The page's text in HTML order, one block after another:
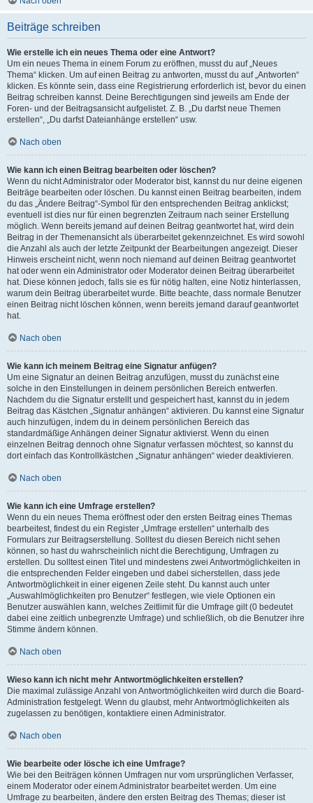
Beiträge schreiben
Wie erstelle ich ein neues Thema oder eine Antwort?
Um ein neues Thema in einem Forum zu eröffnen, musst du auf „Neues
Thema“ klicken. Um auf einen Beitrag zu antworten, musst du auf „Antworten“
klicken. Es könnte sein, dass eine Registrierung erforderlich ist, bevor du einen
Beitrag schreiben kannst. Deine Berechtigungen sind jeweils am Ende der
Foren- und der Beitragsansicht aufgelistet. Z. B. „Du darfst neue Themen
erstellen“, „Du darfst Dateianhänge erstellen“ usw.
Nach oben
Wie kann ich einen Beitrag bearbeiten oder löschen?
Wenn du nicht Administrator oder Moderator bist, kannst du nur deine eigenen
Beiträge bearbeiten oder löschen. Du kannst einen Beitrag bearbeiten, indem
du das „Ändere Beitrag“-Symbol für den entsprechenden Beitrag anklickst;
eventuell ist dies nur für einen begrenzten Zeitraum nach seiner Erstellung
möglich. Wenn bereits jemand auf deinen Beitrag geantwortet hat, wird dein
Beitrag in der Themenansicht als überarbeitet gekennzeichnet. Es wird sowohl
die Anzahl als auch der letzte Zeitpunkt der Bearbeitungen angezeigt. Dieser
Hinweis erscheint nicht, wenn noch niemand auf deinen Beitrag geantwortet
hat oder wenn ein Administrator oder Moderator deinen Beitrag überarbeitet
hat. Diese können jedoch, falls sie es für nötig halten, eine Notiz hinterlassen,
warum dein Beitrag überarbeitet wurde. Bitte beachte, dass normale Benutzer
einen Beitrag nicht löschen können, wenn bereits jemand darauf geantwortet
hat.
Nach oben
Wie kann ich meinem Beitrag eine Signatur anfügen?
Um eine Signatur an deinen Beitrag anzufügen, musst du zunächst eine
solche in den Einstellungen in deinem persönlichen Bereich entwerfen.
Nachdem du die Signatur erstellt und gespeichert hast, kannst du in jedem
Beitrag das Kästchen „Signatur anhängen“ aktivieren. Du kannst eine Signatur
auch hinzufügen, indem du in deinem persönlichen Bereich das
standardmäßige Anhängen deiner Signatur aktivierst. Wenn du einen
einzelnen Beitrag dennoch ohne Signatur verfassen möchtest, so kannst du
dort einfach das Kontrollkästchen „Signatur anhängen“ wieder deaktivieren.
Nach oben
Wie kann ich eine Umfrage erstellen?
Wenn du ein neues Thema eröffnest oder den ersten Beitrag eines Themas
bearbeitest, findest du ein Register „Umfrage erstellen“ unterhalb des
Formulars zur Beitragserstellung. Solltest du diesen Bereich nicht sehen
können, so hast du wahrscheinlich nicht die Berechtigung, Umfragen zu
erstellen. Du solltest einen Titel und mindestens zwei Antwortmöglichkeiten in
die entsprechenden Felder eingeben und dabei sicherstellen, dass jede
Antwortmöglichkeit in einer eigenen Zeile steht. Du kannst auch unter
„Auswahlmöglichkeiten pro Benutzer“ festlegen, wie viele Optionen ein
Benutzer auswählen kann, welches Zeitlimit für die Umfrage gilt (0 bedeutet
dabei eine zeitlich unbegrenzte Umfrage) und schließlich, ob die Benutzer ihre
Stimme ändern können.
Nach oben
Wieso kann ich nicht mehr Antwortmöglichkeiten erstellen?
Die maximal zulässige Anzahl von Antwortmöglichkeiten wird durch die Board-
Administration festgelegt. Wenn du glaubst, mehr Antwortmöglichkeiten als
zugelassen zu benötigen, kontaktiere einen Administrator.
Nach oben
Wie bearbeite oder lösche ich eine Umfrage?
Wie bei den Beiträgen können Umfragen nur vom ursprünglichen Verfasser,
einem Moderator oder einem Administrator bearbeitet werden. Um eine
Umfrage zu bearbeiten, ändere den ersten Beitrag des Themas; dieser ist